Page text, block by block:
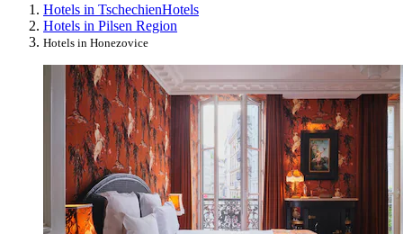
Hotels in TschechienHotels
Hotels in Pilsen Region
Hotels in Honezovice